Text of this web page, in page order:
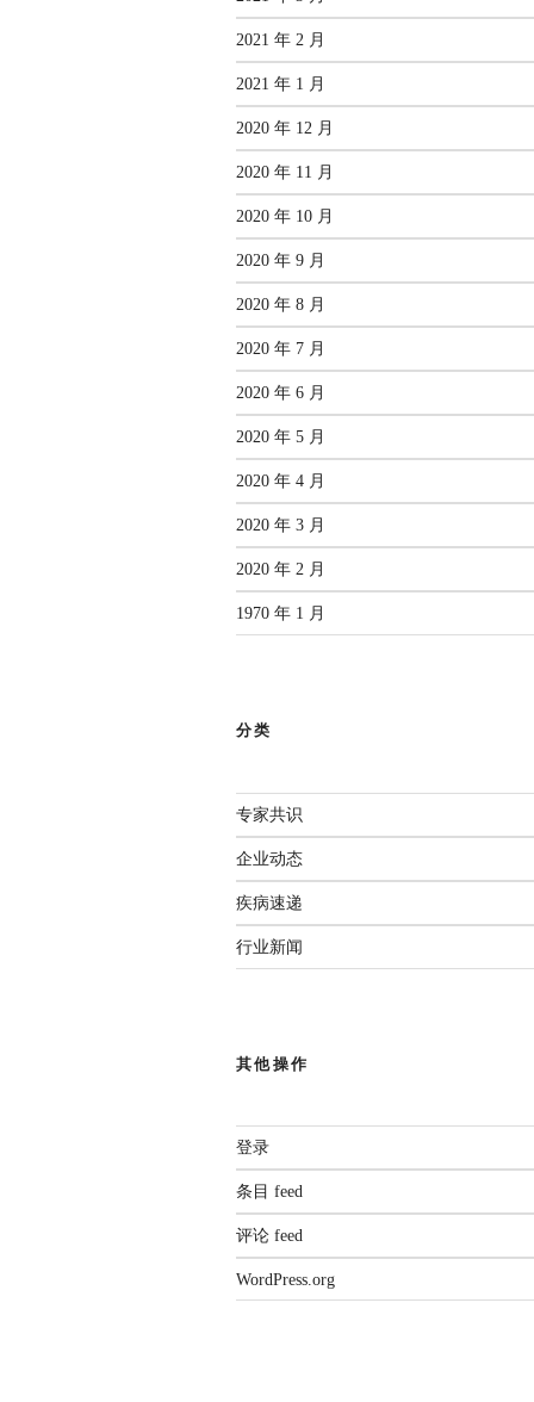
2021 年 2 月
2021 年 1 月
2020 年 12 月
2020 年 11 月
2020 年 10 月
2020 年 9 月
2020 年 8 月
2020 年 7 月
2020 年 6 月
2020 年 5 月
2020 年 4 月
2020 年 3 月
2020 年 2 月
1970 年 1 月
分类
专家共识
企业动态
疾病速递
行业新闻
其他操作
登录
条目 feed
评论 feed
WordPress.org